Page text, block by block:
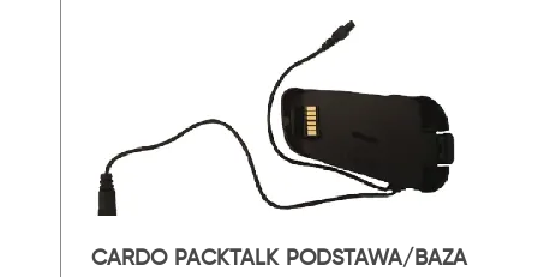
CARDO PACKTALK PODSTAWA/BAZA